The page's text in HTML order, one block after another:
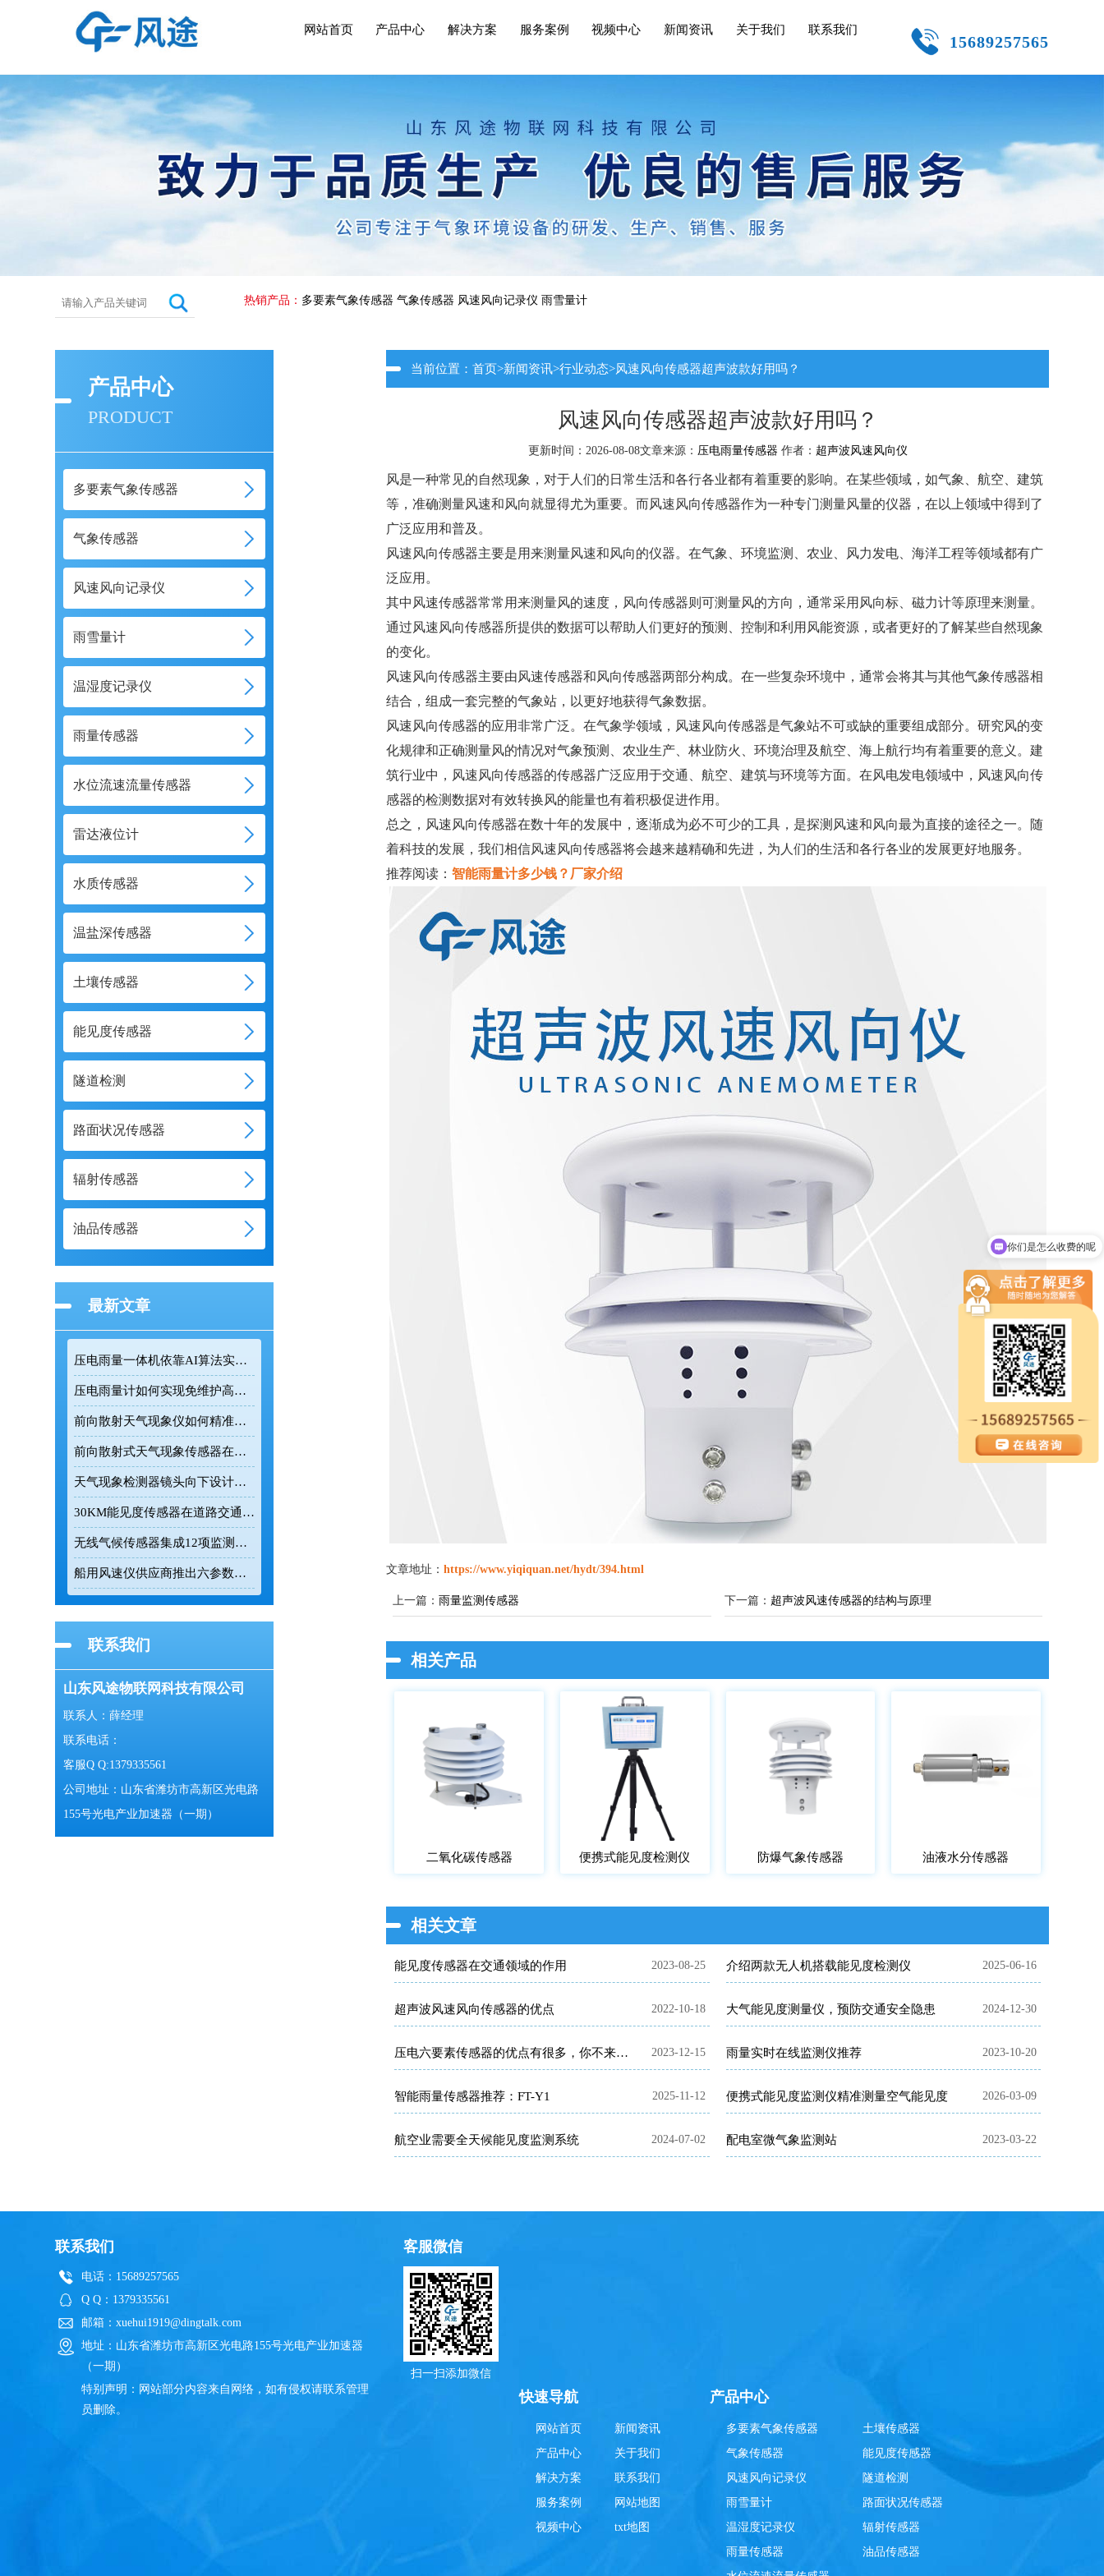
15689257565
网站首页 产品中心 解决方案 服务案例 视频中心 新闻资讯 关于我们 联系我们
热销产品： 多要素气象传感器 气象传感器 风速风向记录仪 雨雪量计
产品中心
PRODUCT
多要素气象传感器
气象传感器
风速风向记录仪
雨雪量计
温湿度记录仪
雨量传感器
水位流速流量传感器
雷达液位计
水质传感器
温盐深传感器
土壤传感器
能见度传感器
隧道检测
路面状况传感器
辐射传感器
油品传感器
最新文章
压电雨量一体机依靠AI算法实现复杂环境精准雨量监测
压电雨量计如何实现免维护高精度降雨监测
前向散射天气现象仪如何精准测量道路能见度
前向散射式天气现象传感器在道路交通气象监测中的应用价值
天气现象检测器镜头向下设计有效降低杂光干扰
30KM能见度传感器在道路交通与气象监测中的应用
无线气候传感器集成12项监测参数实现24小时连续在线监测
船用风速仪供应商推出六参数一体式气象监测设备
联系我们
山东风途物联网科技有限公司
联系人：薛经理
联系电话：
客服Q Q:1379335561
公司地址：山东省潍坊市高新区光电路
155号光电产业加速器（一期）
当前位置：首页>新闻资讯>行业动态>风速风向传感器超声波款好用吗？
风速风向传感器超声波款好用吗？
更新时间：2026-08-08文章来源： 压电雨量传感器 作者： 超声波风速风向仪
风是一种常见的自然现象，对于人们的日常生活和各行各业都有着重要的影响。在某些领域，如气象、航空、建筑
等，准确测量风速和风向就显得尤为重要。而风速风向传感器作为一种专门测量风量的仪器，在以上领域中得到了
广泛应用和普及。
风速风向传感器主要是用来测量风速和风向的仪器。在气象、环境监测、农业、风力发电、海洋工程等领域都有广
泛应用。
其中风速传感器常常用来测量风的速度，风向传感器则可测量风的方向，通常采用风向标、磁力计等原理来测量。
通过风速风向传感器所提供的数据可以帮助人们更好的预测、控制和利用风能资源，或者更好的了解某些自然现象
的变化。
风速风向传感器主要由风速传感器和风向传感器两部分构成。在一些复杂环境中，通常会将其与其他气象传感器相
结合，组成一套完整的气象站，以更好地获得气象数据。
风速风向传感器的应用非常广泛。在气象学领域，风速风向传感器是气象站不可或缺的重要组成部分。研究风的变
化规律和正确测量风的情况对气象预测、农业生产、林业防火、环境治理及航空、海上航行均有着重要的意义。建
筑行业中，风速风向传感器的传感器广泛应用于交通、航空、建筑与环境等方面。在风电发电领域中，风速风向传
感器的检测数据对有效转换风的能量也有着积极促进作用。
总之，风速风向传感器在数十年的发展中，逐渐成为必不可少的工具，是探测风速和风向最为直接的途径之一。随
着科技的发展，我们相信风速风向传感器将会越来越精确和先进，为人们的生活和各行各业的发展更好地服务。
推荐阅读：智能雨量计多少钱？厂家介绍
文章地址：https://www.yiqiquan.net/hydt/394.html
上一篇： 雨量监测传感器 下一篇： 超声波风速传感器的结构与原理
相关产品
二氧化碳传感器 便携式能见度检测仪 防爆气象传感器 油液水分传感器
相关文章
能见度传感器在交通领域的作用 2023-08-25 介绍两款无人机搭载能见度检测仪 2025-06-16
超声波风速风向传感器的优点 2022-10-18 大气能见度测量仪，预防交通安全隐患 2024-12-30
压电六要素传感器的优点有很多，你不来看看吗？ 2023-12-15 雨量实时在线监测仪推荐 2023-10-20
智能雨量传感器推荐：FT-Y1 2025-11-12 便携式能见度监测仪精准测量空气能见度 2026-03-09
航空业需要全天候能见度监测系统 2024-07-02 配电室微气象监测站 2023-03-22
联系我们
电话：15689257565
Q Q：1379335561
邮箱：xuehui1919@dingtalk.com
地址：山东省潍坊市高新区光电路155号光电产业加速器
（一期）
特别声明：网站部分内容来自网络，如有侵权请联系管理
员删除。
客服微信
扫一扫添加微信
快速导航
网站首页
产品中心
解决方案
服务案例
视频中心
新闻资讯
关于我们
联系我们
网站地图
txt地图
产品中心
多要素气象传感器
气象传感器
风速风向记录仪
雨雪量计
温湿度记录仪
雨量传感器
土壤传感器
能见度传感器
隧道检测
路面状况传感器
辐射传感器
油品传感器
现在有优惠活动吗